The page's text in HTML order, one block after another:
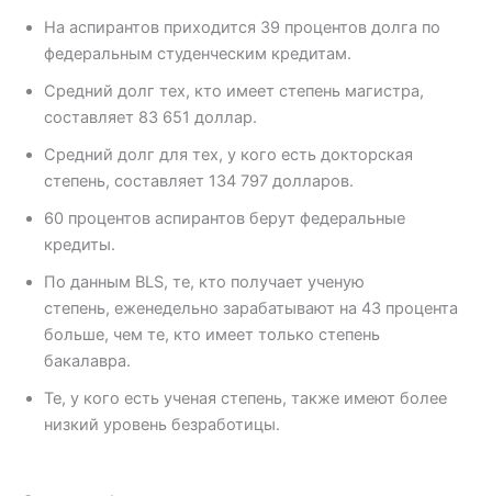
На аспирантов приходится 39 процентов долга по
федеральным студенческим кредитам.
Средний долг тех, кто имеет степень магистра,
составляет 83 651 доллар.
Средний долг для тех, у кого есть докторская
степень, составляет 134 797 долларов.
60 процентов аспирантов берут федеральные
кредиты.
По данным BLS, те, кто получает ученую
степень, еженедельно зарабатывают на 43 процента
больше, чем те, кто имеет только степень
бакалавра.
Те, у кого есть ученая степень, также имеют более
низкий уровень безработицы.